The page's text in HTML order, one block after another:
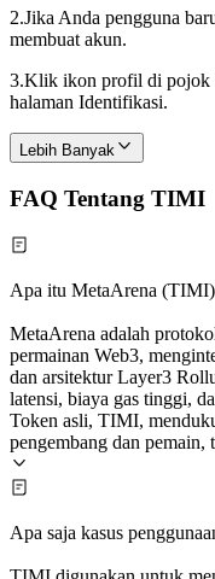
2.Jika Anda pengguna
membuat akun.
3.Klik ikon profil di pojok
halaman Identifikasi.
Lebih Banyak
FAQ Tentang TIMI
Apa itu MetaArena (TIMI)
MetaArena adalah
permainan Web3,
dan arsitektur Layer3
latensi, biaya gas tinggi,
Token asli, TIMI,
pengembang dan pemain,
Apa saja kasus